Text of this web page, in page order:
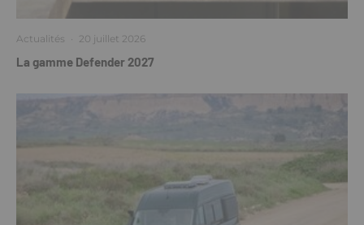
Actualités · 20 juillet 2026
La gamme Defender 2027